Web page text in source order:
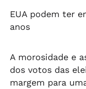
EUA podem ter
anos
A morosidade e
dos votos das
margem para